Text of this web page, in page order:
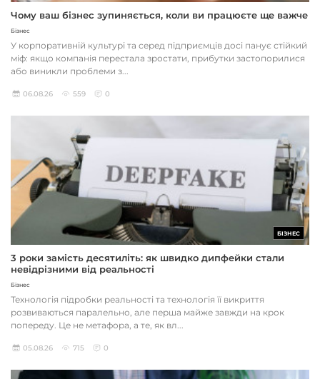
Чому ваш бізнес зупиняється, коли ви працюєте ще важче
Бізнес
У корпоративній культурі та серед підприємців досі панує стійкий
міф: якщо компанія перестала зростати, прибутки застопорилися
або виникли проблеми з...
06.08.26 559 0
БІЗНЕС
3 роки замість десятиліть: як швидко дипфейки стали
невідрізними від реальності
Бізнес
Технологія підробки реальності та технологія її викриття
розвиваються паралельно, але перша майже завжди на крок
попереду. Це не метафора, а те, як вл...
05.08.26 715 0